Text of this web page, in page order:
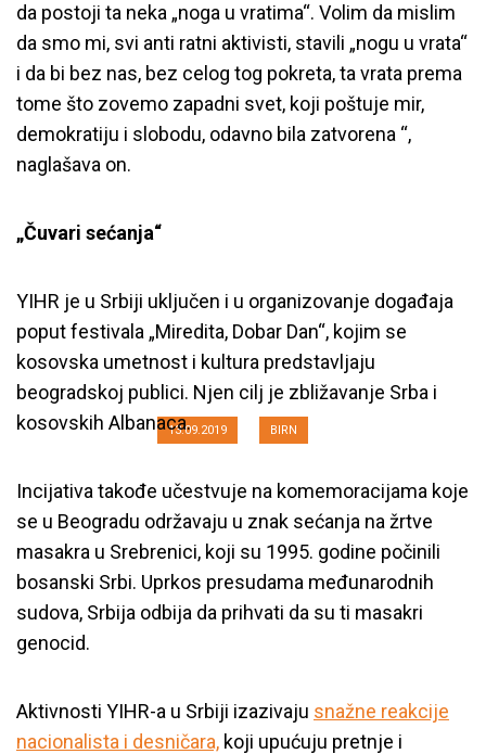
Inicijativa mladih za ljudska prava
nominovana za nagradu Vaclav
Havel
13.09.2019 BIRN
da postoji ta neka „noga u vratima“. Volim da mislim
da smo mi, svi anti ratni aktivisti, stavili „nogu u vrata“
i da bi bez nas, bez celog tog pokreta, ta vrata prema
tome što zovemo zapadni svet, koji poštuje mir,
demokratiju i slobodu, odavno bila zatvorena “,
naglašava on.
„Čuvari sećanja“
YIHR je u Srbiji uključen i u organizovanje događaja
poput festivala „Miredita, Dobar Dan“, kojim se
kosovska umetnost i kultura predstavljaju
beogradskoj publici. Njen cilj je zbližavanje Srba i
kosovskih Albanaca.
Incijativa takođe učestvuje na komemoracijama koje
se u Beogradu održavaju u znak sećanja na žrtve
masakra u Srebrenici, koji su 1995. godine počinili
bosanski Srbi. Uprkos presudama međunarodnih
sudova, Srbija odbija da prihvati da su ti masakri
genocid.
Aktivnosti YIHR-a u Srbiji izazivaju snažne reakcije
nacionalista i desničara, koji upućuju pretnje i